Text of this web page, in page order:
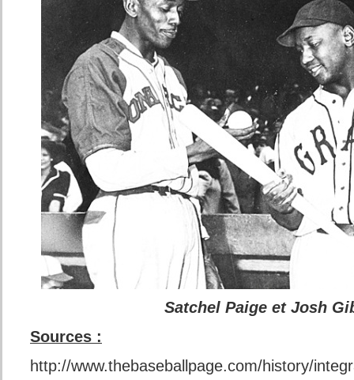
Satchel Paige et Josh
Sources :
http://www.thebaseballpage.com/history/